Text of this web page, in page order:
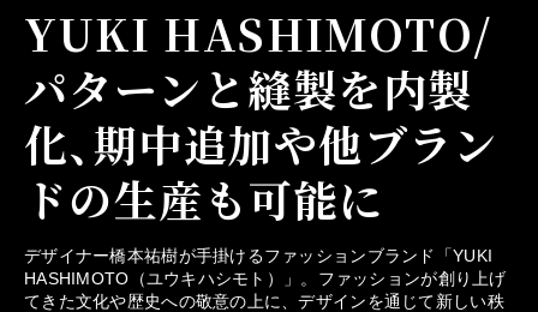
YUKI HASHIMOTO/
パターンと縫製を内製
化、期中追加や他ブラン
ドの生産も可能に
デザイナー橋本祐樹が手掛けるファッションブランド「YUKI
HASHIMOTO（ユウキハシモト）」。ファッションが創り上げ
てきた文化や歴史への敬意の上に、デザインを通じて新しい秩